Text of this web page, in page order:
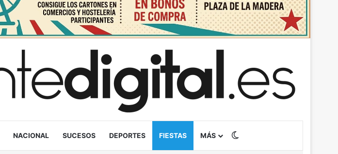
NACIONAL SUCESOS DEPORTES FIESTAS MÁS